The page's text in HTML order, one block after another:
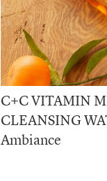
C+C VITAMIN
CLEANSING
Ambiance